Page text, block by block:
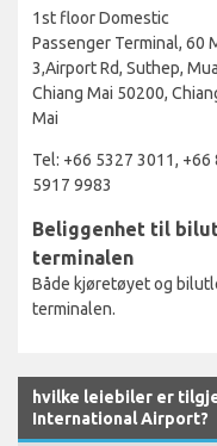
1st floor Domestic
Passenger Terminal, 60
3,Airport Rd, Suthep,
Chiang Mai 50200,
Mai
Tel: +66 5327 3011, +66
5917 9983
Beliggenhet til
terminalen
Både kjøretøyet og
terminalen.
hvilke leiebiler er
International Airport?